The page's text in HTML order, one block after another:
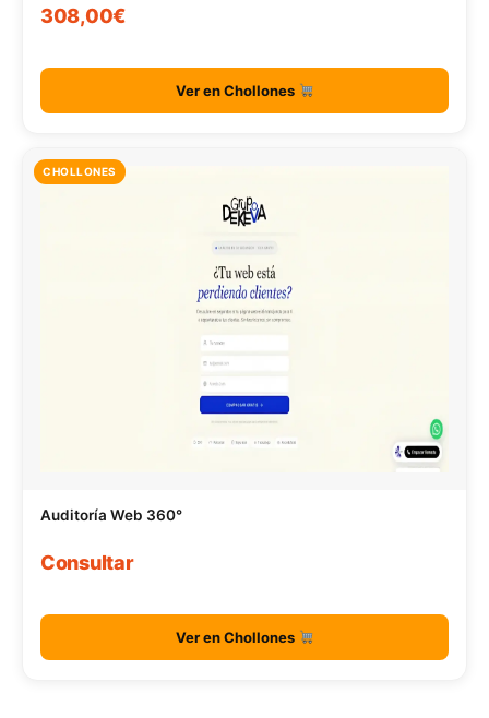
308,00€
Ver en Chollones
CHOLLONES
Auditoría Web 360°
Consultar
Ver en Chollones